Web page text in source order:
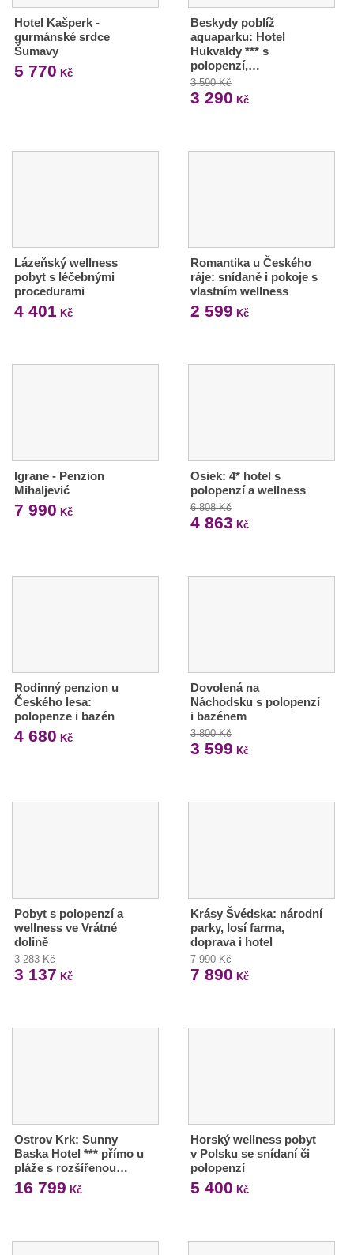
Hotel Kašperk -
gurmánské srdce
Šumavy
5 770 Kč
Beskydy poblíž
aquaparku: Hotel
Hukvaldy *** s
polopenzí,…
3 590 Kč
3 290 Kč
Lázeňský wellness
pobyt s léčebnými
procedurami
4 401 Kč
Romantika u Českého
ráje: snídaně i pokoje s
vlastním wellness
2 599 Kč
Igrane - Penzion
Mihaljević
7 990 Kč
Osiek: 4* hotel s
polopenzí a wellness
6 808 Kč
4 863 Kč
Rodinný penzion u
Českého lesa:
polopenze i bazén
4 680 Kč
Dovolená na
Náchodsku s polopenzí
i bazénem
3 800 Kč
3 599 Kč
Pobyt s polopenzí a
wellness ve Vrátné
dolině
3 283 Kč
3 137 Kč
Krásy Švédska: národní
parky, losí farma,
doprava i hotel
7 990 Kč
7 890 Kč
Ostrov Krk: Sunny
Baska Hotel *** přímo u
pláže s rozšířenou…
16 799 Kč
Horský wellness pobyt
v Polsku se snídaní či
polopenzí
5 400 Kč